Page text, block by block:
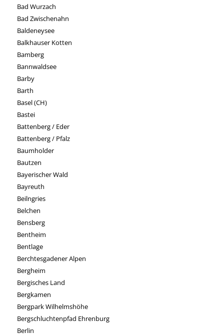
Bad Wurzach
Bad Zwischenahn
Baldeneysee
Balkhauser Kotten
Bamberg
Bannwaldsee
Barby
Barth
Basel (CH)
Bastei
Battenberg / Eder
Battenberg / Pfalz
Baumholder
Bautzen
Bayerischer Wald
Bayreuth
Beilngries
Belchen
Bensberg
Bentheim
Bentlage
Berchtesgadener Alpen
Bergheim
Bergisches Land
Bergkamen
Bergpark Wilhelmshöhe
Bergschluchtenpfad Ehrenburg
Berlin